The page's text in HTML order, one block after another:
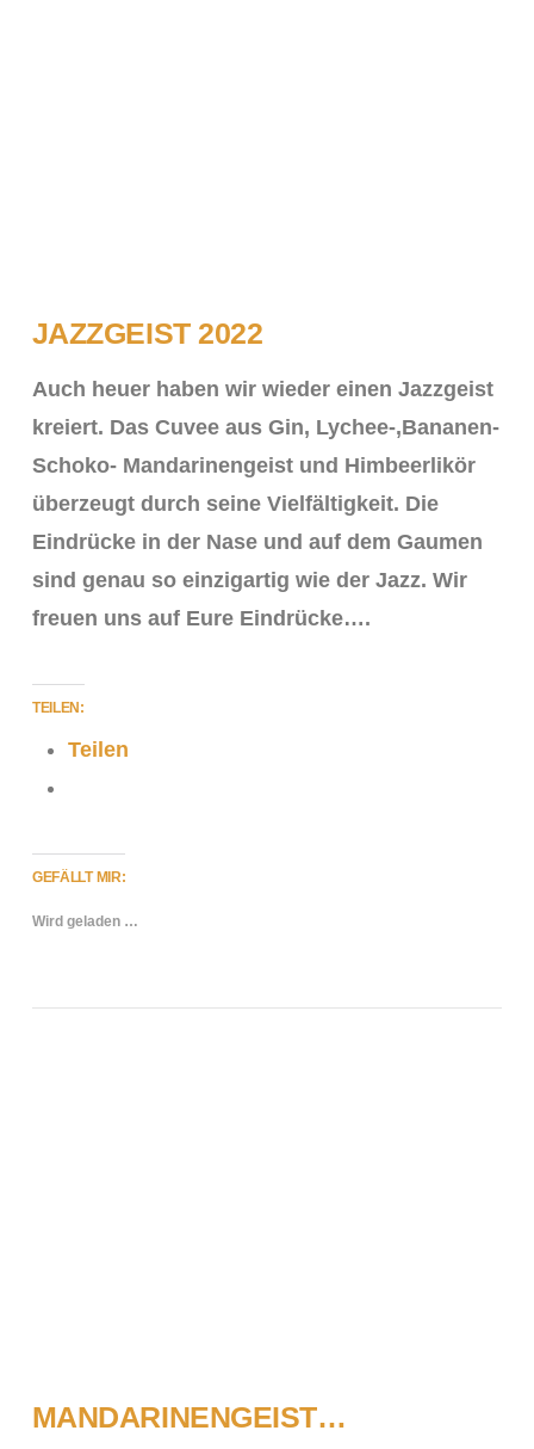
JAZZGEIST 2022
Auch heuer haben wir wieder einen Jazzgeist
kreiert. Das Cuvee aus Gin, Lychee-,Bananen-
Schoko- Mandarinengeist und Himbeerlikör
überzeugt durch seine Vielfältigkeit. Die
Eindrücke in der Nase und auf dem Gaumen
sind genau so einzigartig wie der Jazz. Wir
freuen uns auf Eure Eindrücke….
TEILEN:
Teilen
GEFÄLLT MIR:
Wird geladen …
MANDARINENGEIST…